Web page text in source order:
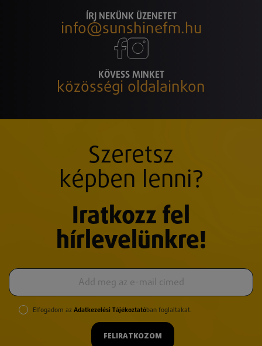
ÍRJ NEKÜNK ÜZENETET
info@sunshinefm.hu
KÖVESS MINKET
közösségi oldalainkon
Szeretsz
képben lenni?
Iratkozz fel
hírlevelünkre!
Elfogadom az Adatkezelési Tájékoztatóban foglaltakat.
FELIRATKOZOM